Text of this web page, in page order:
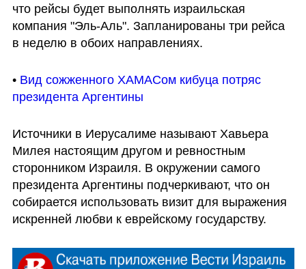
что рейсы будет выполнять израильская
компания "Эль-Аль". Запланированы три рейса
в неделю в обоих направлениях.
• Вид сожженного ХАМАСом кибуца потряс
президента Аргентины
Источники в Иерусалиме называют Хавьера
Милея настоящим другом и ревностным
сторонником Израиля. В окружении самого
президента Аргентины подчеркивают, что он
собирается использовать визит для выражения
искренней любви к еврейскому государству.